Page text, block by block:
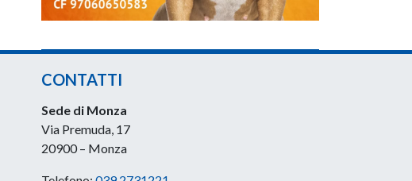
CONTATTI
Sede di Monza
Via Premuda, 17
20900 – Monza